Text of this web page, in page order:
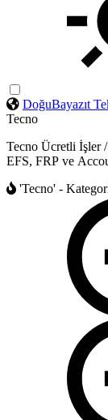
DoğuBayazıt
Tecno
Tecno Ücretli İşler
EFS, FRP ve
'Tecno' -